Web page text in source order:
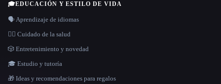
🎓EDUCACIÓN Y ESTILO DE VIDA
🗣️ Aprendizaje de idiomas
👩‍⚕️ Cuidado de la salud
🎲 Entretenimiento y novedad
🎓 Estudio y tutoría
🎁 Ideas y recomendaciones para regalos